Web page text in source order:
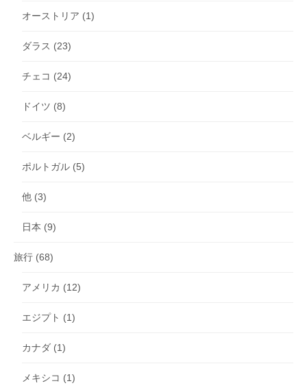
オーストリア (1)
ダラス (23)
チェコ (24)
ドイツ (8)
ベルギー (2)
ポルトガル (5)
他 (3)
日本 (9)
旅行 (68)
アメリカ (12)
エジプト (1)
カナダ (1)
メキシコ (1)